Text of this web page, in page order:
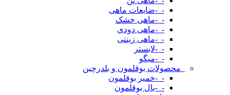
-_-ضایعات ماهی
-_-ماهی خشک
-_-ماهی دودی
-_-ماهی زینتی
-_-لابستر
-_-میگو
_محصولات بوقلمون و بلدرچین
-_-خمیر بوقلمون
-_-بال بوقلمون